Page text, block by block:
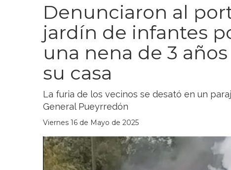
Denunciaron al
jardín de infantes
una nena de 3
su casa
La furia de los vecinos se desató en un
General Pueyrredón
Viernes 16 de Mayo de 2025